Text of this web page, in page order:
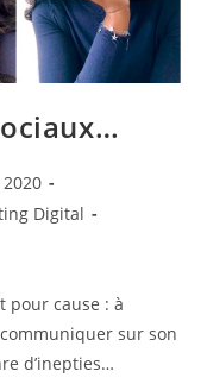
Digital
pour cause : à
sur son
d’inepties…